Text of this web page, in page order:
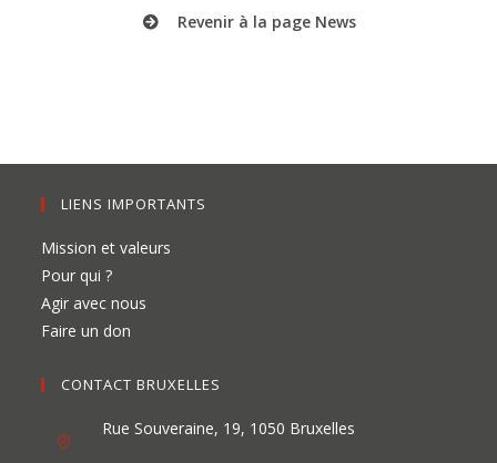
Revenir à la page News
LIENS IMPORTANTS
Mission et valeurs
Pour qui ?
Agir avec nous
Faire un don
CONTACT BRUXELLES
Rue Souveraine, 19, 1050 Bruxelles